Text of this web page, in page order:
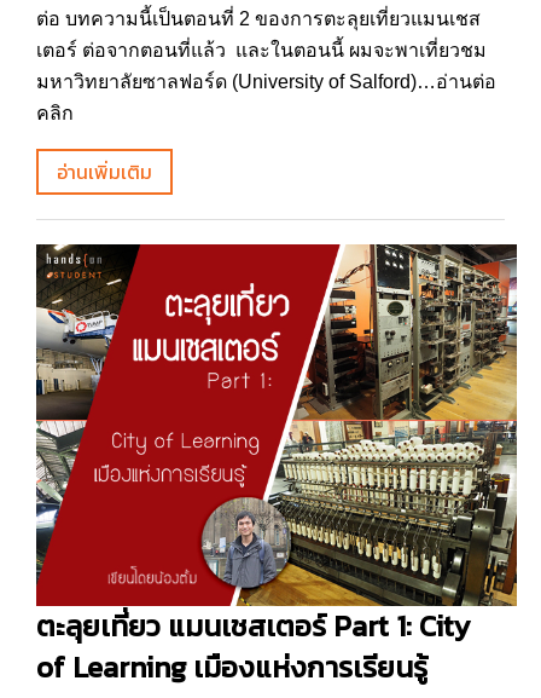
ต่อ บทความนี้เป็นตอนที่ 2 ของการตะลุยเที่ยวแมนเชส
เตอร์ ต่อจากตอนที่แล้ว และในตอนนี้ ผมจะพาเที่ยวชม
มหาวิทยาลัยซาลฟอร์ด (University of Salford)…อ่านต่อ
คลิก
อ่านเพิ่มเติม
ตะลุยเที่ยว แมนเชสเตอร์ Part 1: City
of Learning เมืองแห่งการเรียนรู้